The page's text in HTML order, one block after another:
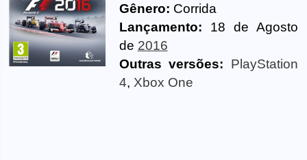
Gênero: Corrida
Lançamento: 18 de Agosto
de 2016
Outras versões:
PlayStation
4, Xbox One